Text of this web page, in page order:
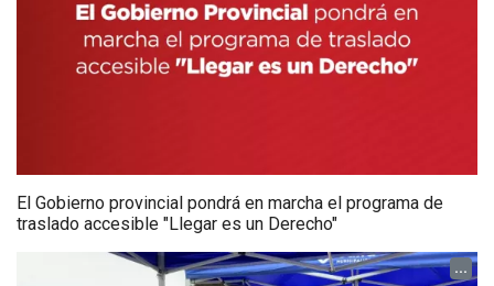
El Gobierno provincial pondrá en marcha el programa de
traslado accesible "Llegar es un Derecho"
...